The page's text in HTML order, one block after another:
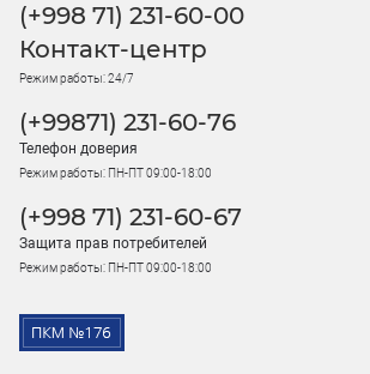
(+998 71) 231-60-00
Контакт-центр
Режим работы: 24/7
(+99871) 231-60-76
Телефон доверия
Режим работы: ПН-ПТ 09:00-18:00
(+998 71) 231-60-67
Защита прав потребителей
Режим работы: ПН-ПТ 09:00-18:00